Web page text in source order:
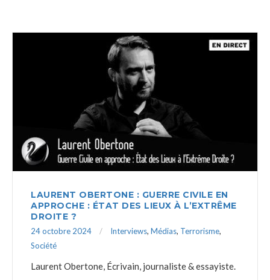
LAURENT OBERTONE : GUERRE CIVILE EN
APPROCHE : ÉTAT DES LIEUX À L’EXTRÊME
DROITE ?
24 octobre 2024 Interviews, Médias, Terrorisme,
Société
Laurent Obertone, Écrivain, journaliste & essayiste.